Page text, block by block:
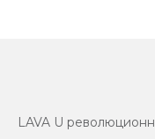
LAVA U